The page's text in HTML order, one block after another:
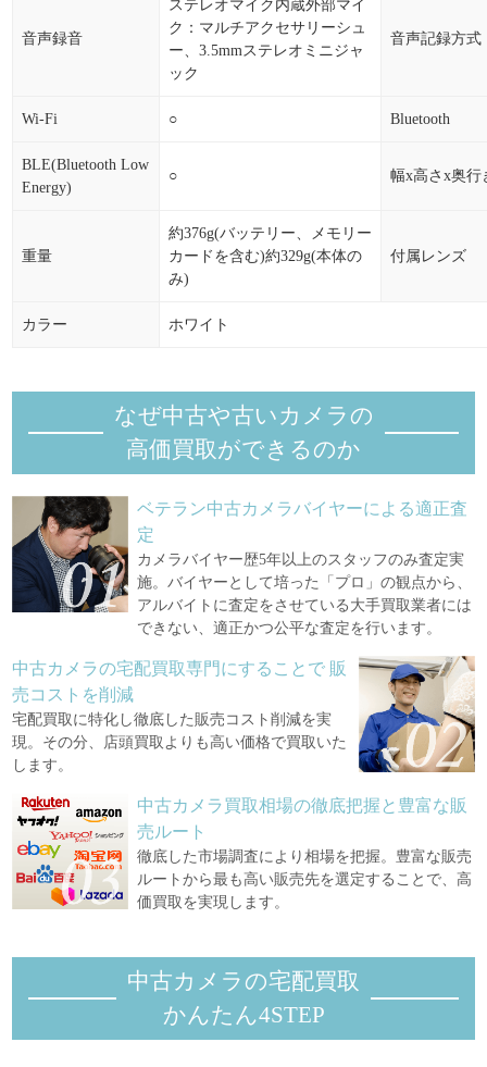
音声録音
ステレオマイク内蔵外部マイ
ク：マルチアクセサリーシュ
ー、3.5mmステレオミニジャ
ック
音声記録方式
Wi-Fi ○ Bluetooth
BLE(Bluetooth Low
Energy)
○ 幅x高さx奥行
重量
約376g(バッテリー、メモリー
カードを含む)約329g(本体の
み)
付属レンズ
カラー ホワイト
なぜ中古や古いカメラの
高価買取ができるのか
ベテラン中古カメラバイヤーによる適正査
定
カメラバイヤー歴5年以上のスタッフのみ査定実
施。バイヤーとして培った「プロ」の観点から、
アルバイトに査定をさせている大手買取業者には
できない、適正かつ公平な査定を行います。
中古カメラの宅配買取専門にすることで 販
売コストを削減
宅配買取に特化し徹底した販売コスト削減を実
現。その分、店頭買取よりも高い価格で買取いた
します。
中古カメラ買取相場の徹底把握と豊富な販
売ルート
徹底した市場調査により相場を把握。豊富な販売
ルートから最も高い販売先を選定することで、高
価買取を実現します。
中古カメラの宅配買取
かんたん4STEP